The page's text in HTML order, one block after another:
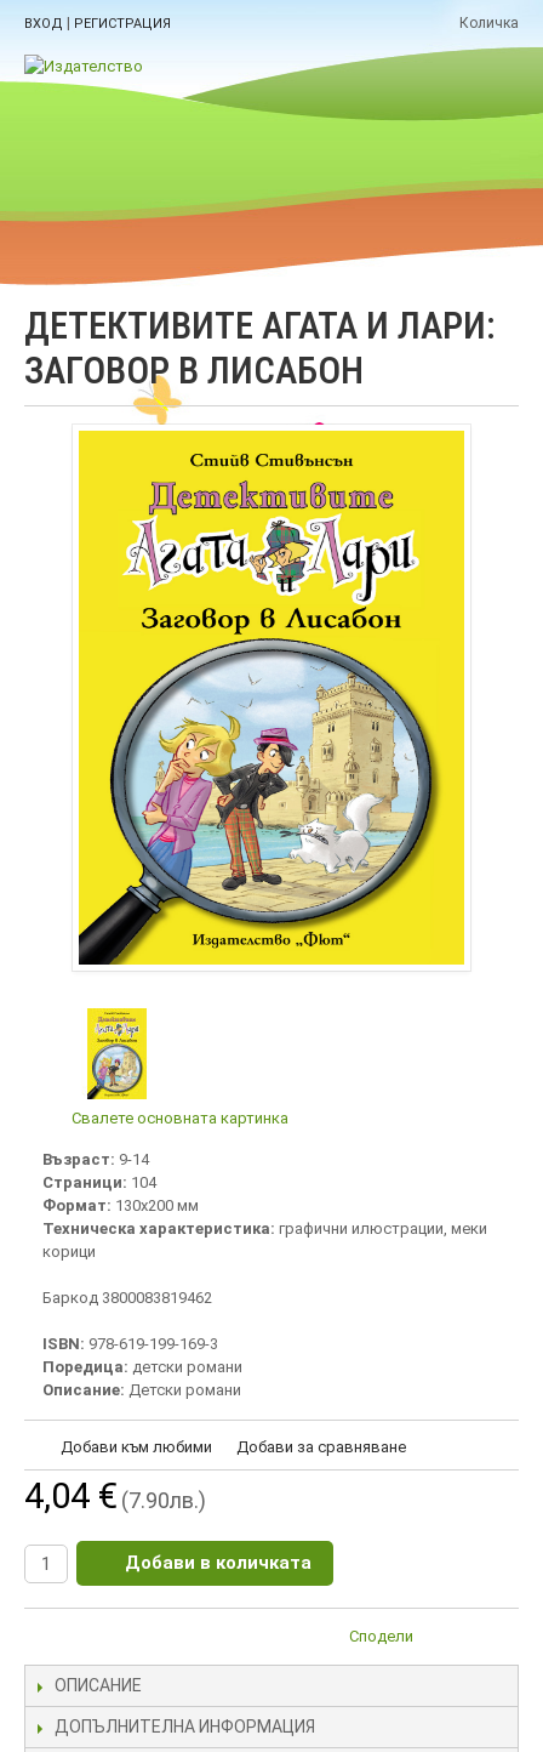
ВХОД | РЕГИСТРАЦИЯ Количка
ДЕТЕКТИВИТЕ АГАТА И ЛАРИ:
ЗАГОВОР В ЛИСАБОН
Свалете основната картинка
Възраст: 9-14
Страници: 104
Формат: 130х200 мм
Техническа характеристика: графични илюстрации, меки
корици
Баркод 3800083819462
ISBN: 978-619-199-169-3
Поредица: детски романи
Описание: Детски романи
Добави към любими Добави за сравняване
4,04 € (7.90лв.)
Добави в количката
Сподели
ОПИСАНИЕ
ДОПЪЛНИТЕЛНА ИНФОРМАЦИЯ